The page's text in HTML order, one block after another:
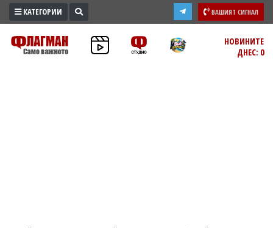
ПРОМО
ЗОНА
КАТЕГОРИИ ВАШИЯТ СИГНАЛ
НОВИНИТЕ
ДНЕС: 0